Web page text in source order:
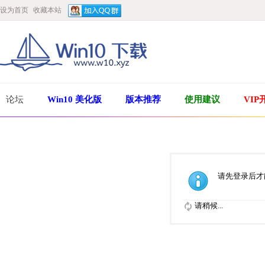
设为首页 收藏本站
论坛 Win10 美化版 版本推荐 使用建议 VIP
请先登录后
请稍候...